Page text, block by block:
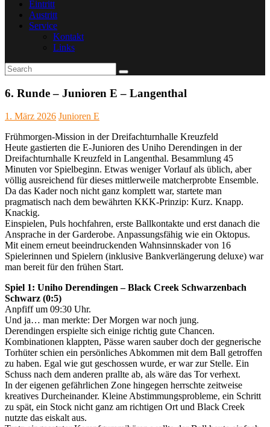
Eintritt
Austritt
Service
Kontakt
Links
6. Runde – Junioren E – Langenthal
1. März 2026 Junioren E
Frühmorgen-Mission in der Dreifachturnhalle Kreuzfeld
Heute gastierten die E-Junioren des Uniho Derendingen in der
Dreifachturnhalle Kreuzfeld in Langenthal. Besammlung 45
Minuten vor Spielbeginn. Etwas weniger Vorlauf als üblich, aber
völlig ausreichend für dieses mittlerweile matcherprobte Ensemble.
Da das Kader noch nicht ganz komplett war, startete man
pragmatisch nach dem bewährten KKK-Prinzip: Kurz. Knapp.
Knackig.
Einspielen, Puls hochfahren, erste Ballkontakte und erst danach die
Ansprache in der Garderobe. Anpassungsfähig wie ein Oktopus.
Mit einem erneut beeindruckenden Wahnsinnskader von 16
Spielerinnen und Spielern (inklusive Bankverlängerung deluxe) war
man bereit für den frühen Start.
Spiel 1: Uniho Derendingen – Black Creek Schwarzenbach
Schwarz (0:5)
Anpfiff um 09:30 Uhr.
Und ja… man merkte: Der Morgen war noch jung.
Derendingen erspielte sich einige richtig gute Chancen.
Kombinationen klappten, Pässe waren sauber doch der gegnerische
Torhüter schien ein persönliches Abkommen mit dem Ball getroffen
zu haben. Egal wie gut geschossen wurde, er war zur Stelle. Ein
Schuss nach dem anderen prallte ab, als wäre das Tor verhext.
In der eigenen gefährlichen Zone hingegen herrschte zeitweise
kreatives Durcheinander. Kleine Abstimmungsprobleme, ein Schritt
zu spät, ein Stock nicht ganz am richtigen Ort und Black Creek
nutzte das eiskalt aus.